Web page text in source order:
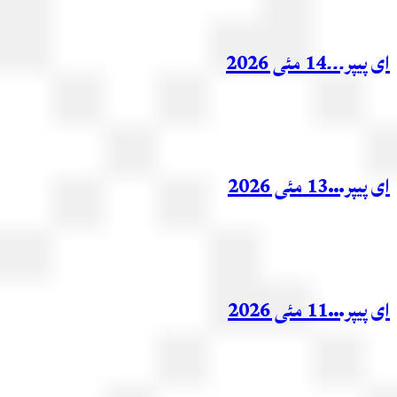
مئی 2026
مئی 2026
مئی 2026